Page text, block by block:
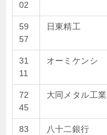
02
59
57
日東精工
31
11
オーミケンシ
72
45
大同メタル工業
83 八十二銀行